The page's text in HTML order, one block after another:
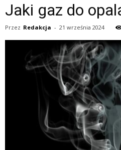
Jaki gaz do
Przez Redakcja - 21 września 2024